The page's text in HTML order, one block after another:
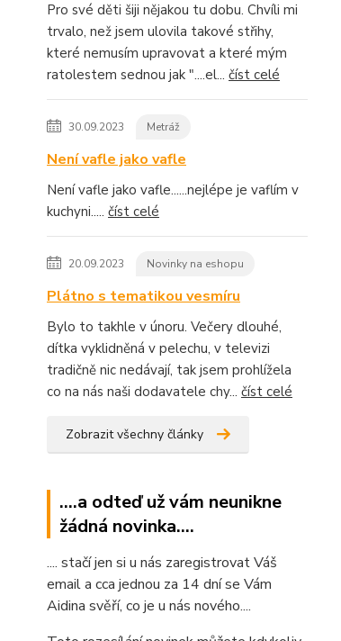
Pro své děti šiji nějakou tu dobu. Chvíli mi
trvalo, než jsem ulovila takové střihy,
které nemusím upravovat a které mým
ratolestem sednou jak "....el... číst celé
30.09.2023 Metráž
Není vafle jako vafle
Není vafle jako vafle......nejlépe je vaflím v
kuchyni..... číst celé
20.09.2023 Novinky na eshopu
Plátno s tematikou vesmíru
Bylo to takhle v únoru. Večery dlouhé,
dítka vyklidněná v pelechu, v televizi
tradičně nic nedávají, tak jsem prohlížela
co na nás naši dodavatele chy... číst celé
Zobrazit všechny články
....a odteď už vám neunikne
žádná novinka....
.... stačí jen si u nás zaregistrovat Váš
email a cca jednou za 14 dní se Vám
Aidina svěří, co je u nás nového....